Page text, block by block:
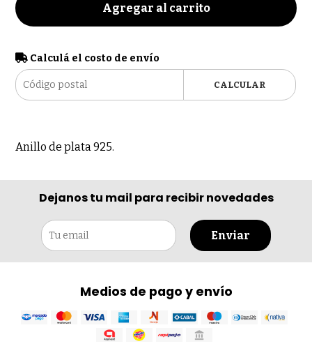
Agregar al carrito
Calculá el costo de envío
CALCULAR
Anillo de plata 925.
Dejanos tu mail para recibir novedades
Enviar
Medios de pago y envío